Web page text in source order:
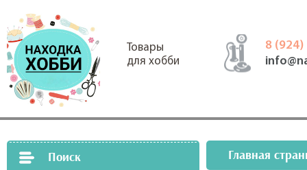
Товары
для хобби
8 (924)
Поиск Главная